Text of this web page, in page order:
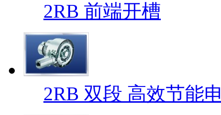
2RB 前端开槽
2RB 双段 高效节能